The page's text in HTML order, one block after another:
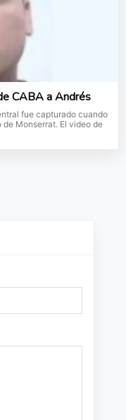
CABA a Andrés
fue capturado cuando
Monserrat. El video de